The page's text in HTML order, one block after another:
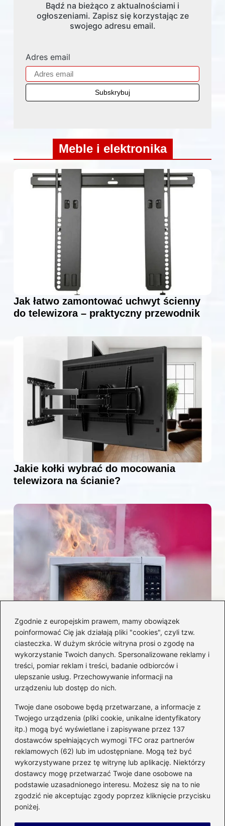
Zgodnie z europejskim prawem, mamy obowiązek
poinformować Cię jak działają pliki "cookies", czyli tzw.
ciasteczka. W dużym skrócie witryna prosi o zgodę na
wykorzystanie Twoich danych. Spersonalizowane reklamy i
treści, pomiar reklam i treści, badanie odbiorców i
ulepszanie usług. Przechowywanie informacji na
urządzeniu lub dostęp do nich.
Twoje dane osobowe będą przetwarzane, a informacje z
Twojego urządzenia (pliki cookie, unikalne identyfikatory
itp.) mogą być wyświetlane i zapisywane przez 137
dostawców spełniających wymogi TFC oraz partnerów
reklamowych (62) lub im udostępniane. Mogą też być
wykorzystywane przez tę witrynę lub aplikację. Niektórzy
dostawcy mogę przetwarzać Twoje dane osobowe na
podstawie uzasadnionego interesu. Możesz się na to nie
zgodzić nie akceptując zgody poprzez kliknięcie przycisku
poniżej.
Bądź na bieżąco z aktualnościami i
ogłoszeniami. Zapisz się korzystając ze
swojego adresu email.
Adres email
Meble i elektronika
Jak łatwo zamontować uchwyt ścienny
do telewizora – praktyczny przewodnik
Jakie kołki wybrać do mocowania
telewizora na ścianie?
Czy można włożyć styropian do
mikrofalówki? Przewodnik po
bezpiecznym użytkowaniu sprzętu
kuchennego
Kategorie
Budowa (285)
Dom(207)
Energetyka(21)
Meble i elektronika(23)
Ogród(51)
Remont(78)